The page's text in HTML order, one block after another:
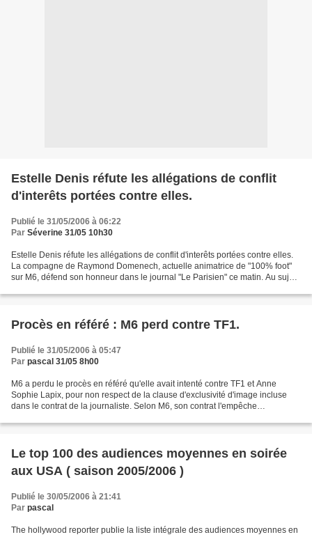
Estelle Denis réfute les allégations de conflit
d'interêts portées contre elles.
Publié le 31/05/2006 à 06:22
Par Séverine 31/05 10h30
Estelle Denis réfute les allégations de conflit d'interêts portées contre elles.
La compagne de Raymond Domenech, actuelle animatrice de "100% foot"
sur M6, défend son honneur dans le journal "Le Parisien" ce matin. Au sujet
Procès en référé : M6 perd contre TF1.
Publié le 31/05/2006 à 05:47
Par pascal 31/05 8h00
M6 a perdu le procès en référé qu'elle avait intenté contre TF1 et Anne
Sophie Lapix, pour non respect de la clause d'exclusivité d'image incluse
dans le contrat de la journaliste. Selon M6, son contrat l'empêche
Le top 100 des audiences moyennes en soirée
aux USA ( saison 2005/2006 )
Publié le 30/05/2006 à 21:41
Par pascal
The hollywood reporter publie la liste intégrale des audiences moyennes en